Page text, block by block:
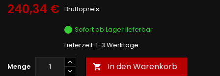
240,34 € Bruttopreis
Sofort ab Lager lieferbar
Lieferzeit: 1-3 Werktage
Menge  In den Warenkorb